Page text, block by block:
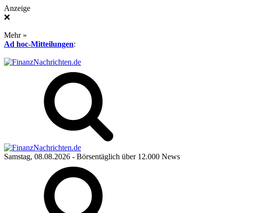
Anzeige
❌
Mehr »
Ad hoc-Mitteilungen:
Samstag, 08.08.2026 - Börsentäglich über 12.000 News